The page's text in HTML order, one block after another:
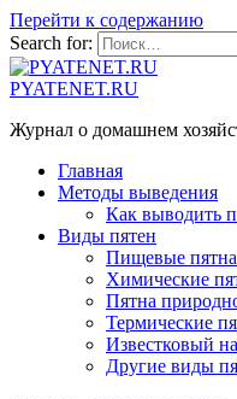
Перейти к содержанию
Search for:
PYATENET.RU
Журнал о домашнем
Главная
Методы выведения
Как выводить
Виды пятен
Пищевые пятна
Химические
Пятна
Термические
Известковый
Другие виды